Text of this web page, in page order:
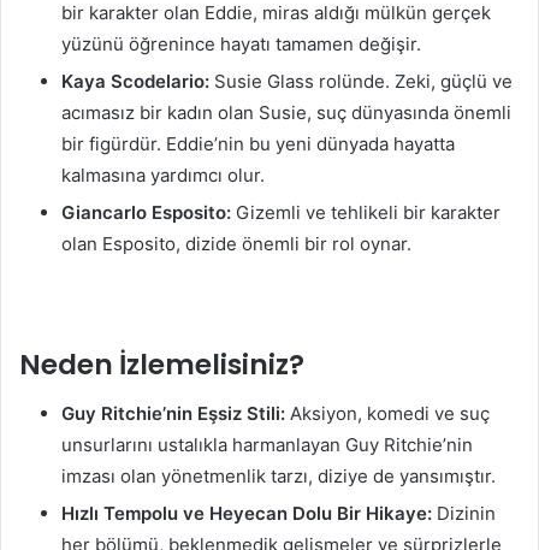
bir karakter olan Eddie, miras aldığı mülkün gerçek
yüzünü öğrenince hayatı tamamen değişir.
Kaya Scodelario: Susie Glass rolünde. Zeki, güçlü ve
acımasız bir kadın olan Susie, suç dünyasında önemli
bir figürdür. Eddie’nin bu yeni dünyada hayatta
kalmasına yardımcı olur.
Giancarlo Esposito: Gizemli ve tehlikeli bir karakter
olan Esposito, dizide önemli bir rol oynar.
Neden İzlemelisiniz?
Guy Ritchie’nin Eşsiz Stili: Aksiyon, komedi ve suç
unsurlarını ustalıkla harmanlayan Guy Ritchie’nin
imzası olan yönetmenlik tarzı, diziye de yansımıştır.
Hızlı Tempolu ve Heyecan Dolu Bir Hikaye: Dizinin
her bölümü, beklenmedik gelişmeler ve sürprizlerle